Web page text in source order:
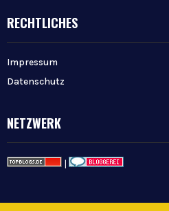
RECHTLICHES
Impressum
Datenschutz
NETZWERK
|